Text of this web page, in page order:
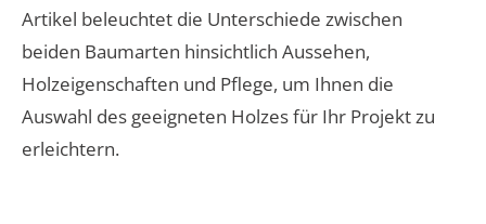
Artikel beleuchtet die Unterschiede zwischen
beiden Baumarten hinsichtlich Aussehen,
Holzeigenschaften und Pflege, um Ihnen die
Auswahl des geeigneten Holzes für Ihr Projekt zu
erleichtern.